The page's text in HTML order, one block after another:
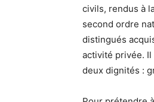
civils, rendus à
second ordre
distingués
activité privée.
deux dignités :